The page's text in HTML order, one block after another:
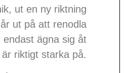
ut en ny riktning
ut på att renodla
ägna sig åt
riktigt starka på.